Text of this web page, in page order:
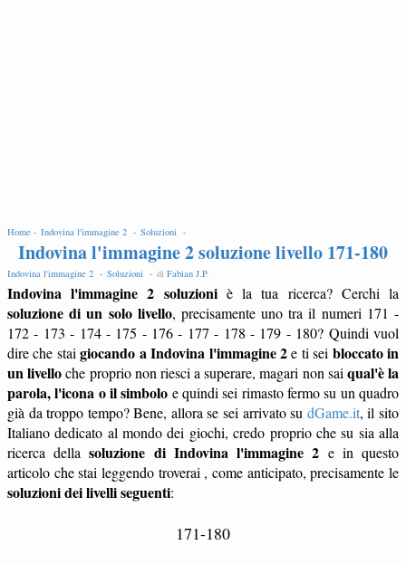
Home - Indovina l'immagine 2 - Soluzioni -
Indovina l'immagine 2 soluzione livello 171-180
Indovina l'immagine 2 - Soluzioni - di Fabian J.P.
Indovina l'immagine 2 soluzioniè la tua ricerca? Cerchi la
soluzione di un solo livello, precisamente uno tra il numeri 171 -
172 - 173 - 174 - 175 - 176 - 177 - 178 - 179 - 180? Quindi vuol
dire che staigiocando a Indovina l'immagine 2e ti sei bloccato in
un livelloche proprio non riesci a superare, magari non sai qual'è la
parola, l'icona o il simbolo e quindi sei rimasto fermo su un quadro
già da troppo tempo? Bene, allora se sei arrivato su dGame.it, il sito
Italiano dedicato al mondo dei giochi, credo proprio che su sia alla
ricerca dellasoluzione di Indovina l'immagine 2 e in questo
articolo che stai leggendo troverai , come anticipato, precisamente le
soluzioni dei livelli seguenti:
171-180